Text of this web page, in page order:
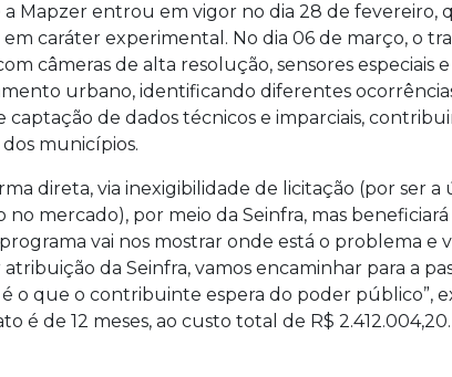
Mapzer entrou em vigor no dia 28 de fevereiro,
caráter experimental. No dia 06 de março, o
câmeras de alta resolução, sensores especiais
urbano, identificando diferentes
captação de dados técnicos e imparciais,
municípios.
direta, via inexigibilidade de licitação (por ser a
mercado), por meio da Seinfra, mas beneficiará
vai nos mostrar onde está o problema e
da Seinfra, vamos encaminhar para a
o que o contribuinte espera do poder público”,
é de 12 meses, ao custo total de R$ 2.412.004,20.